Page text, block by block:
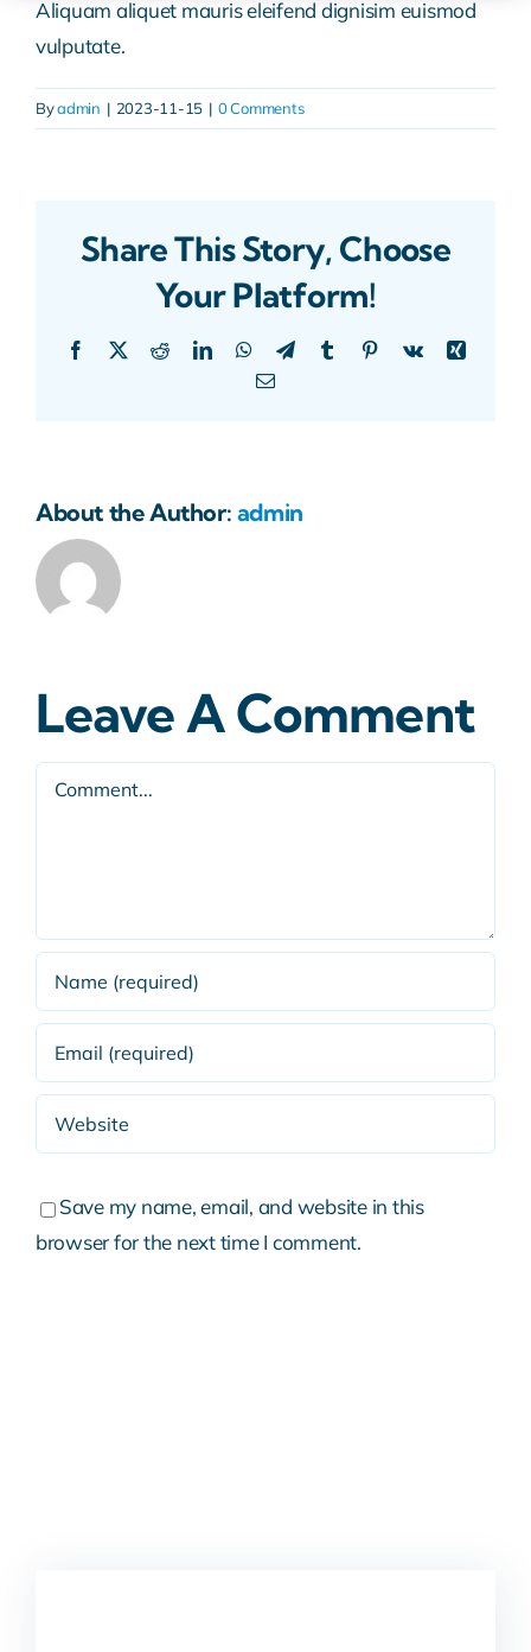
Aliquam aliquet mauris eleifend dignisim euismod
vulputate.
Byadmin | 2023-11-15 | 0 Comments
Share This Story, Choose
Your Platform!
Facebook
X RedditLinkedInWhatsApp
TelegramTumblrPinterestVk
Xing
Email
About the Author: admin
Leave A Comment
Comment
Save my name, email, and website in this
browser for the next time I comment.